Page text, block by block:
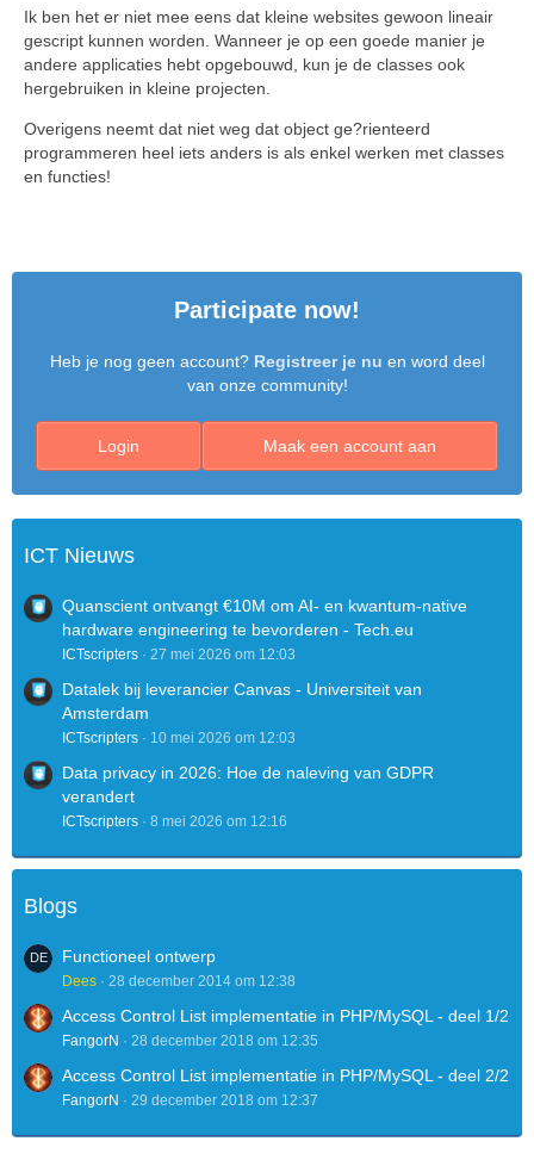
Ik ben het er niet mee eens dat kleine websites gewoon lineair
gescript kunnen worden. Wanneer je op een goede manier je
andere applicaties hebt opgebouwd, kun je de classes ook
hergebruiken in kleine projecten.
Overigens neemt dat niet weg dat object ge?rienteerd
programmeren heel iets anders is als enkel werken met classes
en functies!
Participate now!
Heb je nog geen account? Registreer je nu en word deel
van onze community!
Maak een account aan
Login
ICT Nieuws
Quanscient ontvangt €10M om AI- en kwantum-native
hardware engineering te bevorderen - Tech.eu
ICTscripters 27 mei 2026 om 12:03
Datalek bij leverancier Canvas - Universiteit van
Amsterdam
ICTscripters 10 mei 2026 om 12:03
Data privacy in 2026: Hoe de naleving van GDPR
verandert
ICTscripters 8 mei 2026 om 12:16
Blogs
Functioneel ontwerp
Dees 28 december 2014 om 12:38
Access Control List implementatie in PHP/MySQL - deel 1/2
FangorN 28 december 2018 om 12:35
Access Control List implementatie in PHP/MySQL - deel 2/2
FangorN 29 december 2018 om 12:37